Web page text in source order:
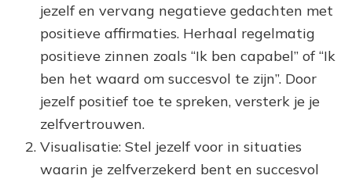
jezelf en vervang negatieve gedachten met
positieve affirmaties. Herhaal regelmatig
positieve zinnen zoals “Ik ben capabel” of “Ik
ben het waard om succesvol te zijn”. Door
jezelf positief toe te spreken, versterk je je
zelfvertrouwen.
Visualisatie: Stel jezelf voor in situaties
waarin je zelfverzekerd bent en succesvol